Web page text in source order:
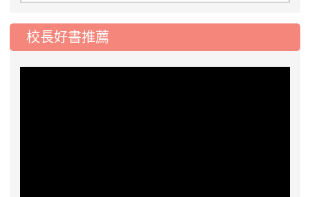
2026-07-31
公告
工車輛臨停」一案，請各位用路人留意
校長好書推薦